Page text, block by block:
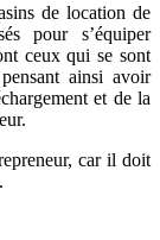
de location de
pour s’équiper
ceux qui se sont
ainsi avoir
et de la
car il doit